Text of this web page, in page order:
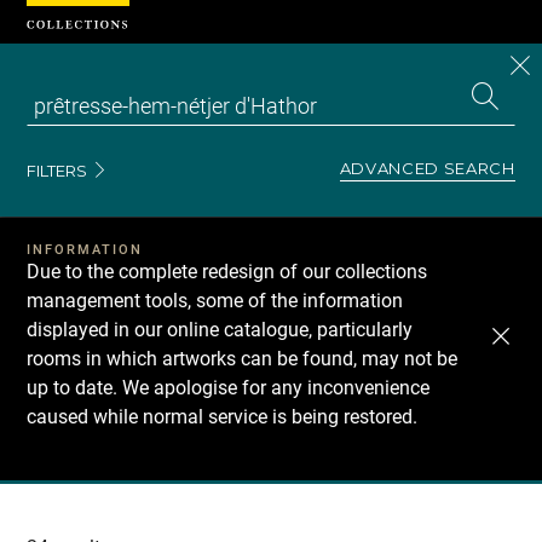
FILTERS ADVANCED SEARCH
INFORMATION
Due to the complete redesign of our collections
management tools, some of the information
displayed in our online catalogue, particularly
rooms in which artworks can be found, may not be
up to date. We apologise for any inconvenience
caused while normal service is being restored.
Recherche
Cookies management panel